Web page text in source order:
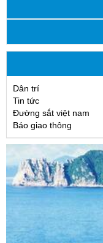
Dân trí
Tin tức
Đường sắt việt nam
Báo giao thông